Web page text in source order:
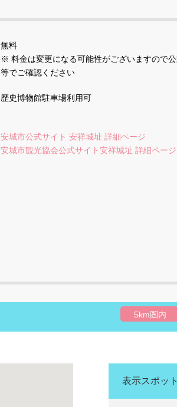
無料
※ 料金は変更になる可能性がございますので公
等でご確認ください
歴史博物館駐車場利用可
安城市公式サイト 安祥城址 詳細ページ
安城市観光協会公式サイト安祥城址 詳細ページ
5km圏内
表示スポッ